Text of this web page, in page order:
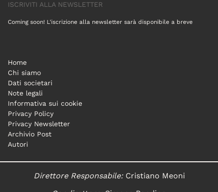
ISCRIVITI ALLA NEWSLETTER
Coming soon! L'iscrizione alla newsletter sarà disponibile a breve
Home
Chi siamo
Dati societari
Note legali
Informativa sui cookie
Privacy Policy
Privacy Newsletter
Archivio Post
Autori
Direttore Responsabile:Cristiano Meoni